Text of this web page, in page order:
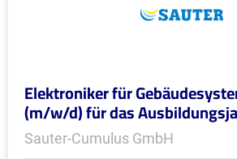
Elektroniker für
(m/w/d) für das
Sauter-Cumulus GmbH